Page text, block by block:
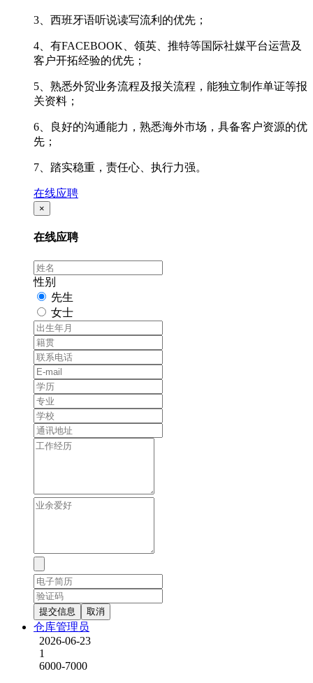
3、西班牙语听说读写流利的优先；
4、有FACEBOOK、领英、推特等国际社媒平台运营及
客户开拓经验的优先；
5、熟悉外贸业务流程及报关流程，能独立制作单证等报
关资料；
6、良好的沟通能力，熟悉海外市场，具备客户资源的优
先；
7、踏实稳重，责任心、执行力强。
在线应聘
×
在线应聘
性别
先生
女士
提交信息 取消
仓库管理员
2026-06-23
1
6000-7000